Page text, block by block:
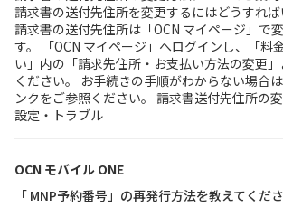
履歴・お気に入り
お知らせ サポー
NTTドコモビジネスのお客さ
OCN サービス一覧
請求書の送付先住所を変更するにはどうすれば
請求書の送付先住所は「OCN マイページ」で
す。 「OCN マイページ」へログインし、「料
い」内の「請求先住所・お支払い方法の変更
ください。 お手続きの手順がわからない場合
ンクをご参照ください。 請求書送付先住所の
設定・トラブル
OCN モバイル ONE
「 MNP予約番号」の再発行方法を教えてくださ